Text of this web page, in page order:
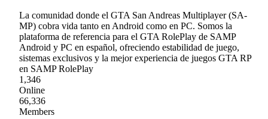
La comunidad donde el GTA San Andreas Multiplayer (SA-
MP) cobra vida tanto en Android como en PC. Somos la
plataforma de referencia para el GTA RolePlay de SAMP
Android y PC en español, ofreciendo estabilidad de juego,
sistemas exclusivos y la mejor experiencia de juegos GTA RP
en SAMP RolePlay
1,346
Online
66,336
Members